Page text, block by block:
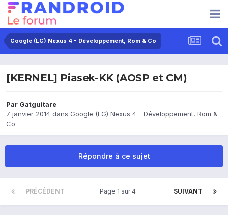
Google (LG) Nexus 4 - Développement, Rom & Co
[KERNEL] Piasek-KK (AOSP et CM)
Par Gatguitare
7 janvier 2014 dans Google (LG) Nexus 4 - Développement, Rom &
Co
Répondre à ce sujet
PRÉCÉDENT SUIVANT
Page 1 sur 4